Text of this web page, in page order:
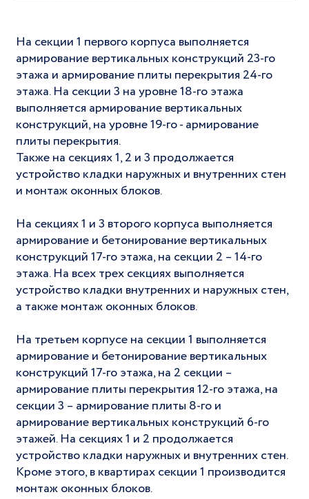
На секции 1 первого корпуса выполняется
армирование вертикальных конструкций 23-го
этажа и армирование плиты перекрытия 24-го
этажа. На секции 3 на уровне 18-го этажа
выполняется армирование вертикальных
конструкций, на уровне 19-го - армирование
плиты перекрытия.
Также на секциях 1, 2 и 3 продолжается
устройство кладки наружных и внутренних стен
и монтаж оконных блоков.
На секциях 1 и 3 второго корпуса выполняется
армирование и бетонирование вертикальных
конструкций 17-го этажа, на секции 2 – 14-го
этажа. На всех трех секциях выполняется
устройство кладки внутренних и наружных стен,
а также монтаж оконных блоков.
На третьем корпусе на секции 1 выполняется
армирование и бетонирование вертикальных
конструкций 17-го этажа, на 2 секции –
армирование плиты перекрытия 12-го этажа, на
секции 3 – армирование плиты 8-го и
армирование вертикальных конструкций 6-го
этажей. На секциях 1 и 2 продолжается
устройство кладки наружных и внутренних стен.
Кроме этого, в квартирах секции 1 производится
монтаж оконных блоков.